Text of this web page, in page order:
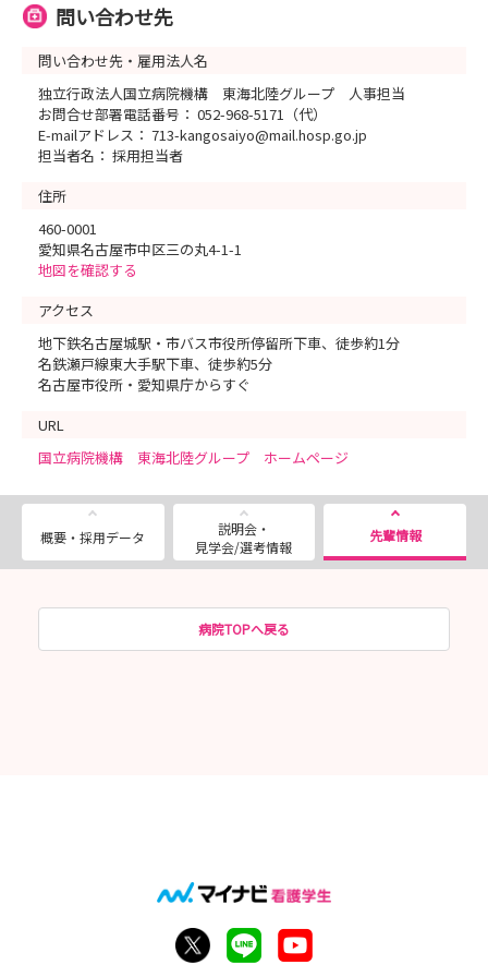
問い合わせ先
問い合わせ先・雇用法人名
独立行政法人国立病院機構 東海北陸グループ 人事担当
お問合せ部署電話番号： 052-968-5171（代）
E-mailアドレス： 713-kangosaiyo@mail.hosp.go.jp
担当者名： 採用担当者
住所
460-0001
愛知県名古屋市中区三の丸4-1-1
地図を確認する
アクセス
地下鉄名古屋城駅・市バス市役所停留所下車、徒歩約1分
名鉄瀬戸線東大手駅下車、徒歩約5分
名古屋市役所・愛知県庁からすぐ
URL
国立病院機構 東海北陸グループ ホームページ
概要・採用データ
説明会・
見学会/選考情報
先輩情報
病院TOPへ戻る